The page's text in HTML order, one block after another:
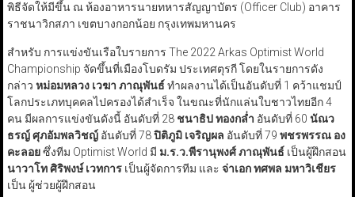
พิธีจัดให้มีขึ้น ณ ห้องอาหารนายทหารสัญญาบัตร (Officer Club) อาคาร
ราชนาวิกสภา เขตบางกอกน้อย กรุงเทพมหานคร
สำหรับ การแข่งขันเรือใบรายการ The 2022 Arkas Optimist World
Championship จัดขึ้นที่เมืองโบดรัม ประเทศตุรกี โดยในรายการดัง
กล่าว หม่อมหลวง เวฆา ภาณุพันธ์ ทำผลงานได้เป็นอันดับที่ 1 คว้าแชมป์
โลกประเภทบุคคลไปครองได้สำเร็จ ในขณะที่นักแล่นใบชาวไทยอีก 4
คน มีผลการแข่งขันดังนี้ อันดับที่ 28 ชนาธิป ทองกล่ำ อันดับที่ 60 นัณว
ธรญ์ ศุภอัมพลวิชญ์อันดับที่ 78ปิติภูมิ เจริญผล อันดับที่ 79 พชรพรรณ อง
คะลอยซึ่งทีม Optimist World มี ม.ร.ว.พีรานุพงศ์ ภาณุพันธ์ เป็นผู้ฝึกสอน
นาวาโท ศิริพงษ์ เวทการเป็นผู้จัดการทีม และ จ่าเอก ทศพล มหาวิเชียร
เป็น ผู้ช่วยผู้ฝึกสอน